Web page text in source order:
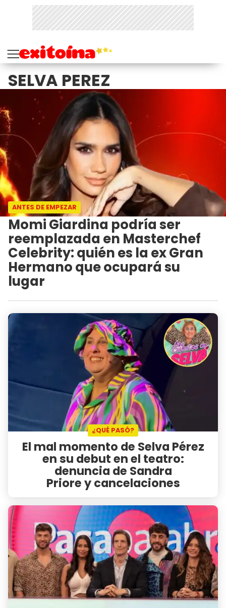
SELVA PEREZ
ANTES DE EMPEZAR
Momi Giardina podría ser
reemplazada en Masterchef
Celebrity: quién es la ex Gran
Hermano que ocupará su
lugar
¿QUÉ PASÓ?
El mal momento de Selva Pérez
en su debut en el teatro:
denuncia de Sandra
Priore y cancelaciones